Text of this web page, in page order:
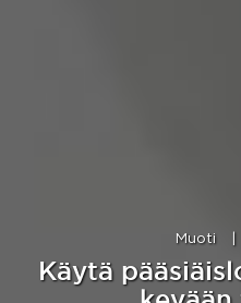
Muoti
Käytä